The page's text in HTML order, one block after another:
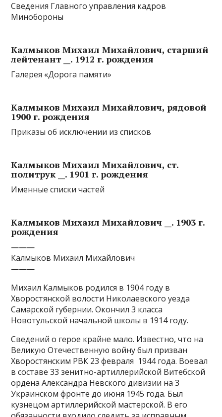
Cведения Главного управления кадров
Минобороны
Калмыков Михаил Михайлович, старший
лейтенант __. 1912 г. рождения
Галерея «Дорога памяти»
Калмыков Михаил Михайлович, рядовой
1900 г. рождения
Приказы об исключении из списков
Калмыков Михаил Михайлович, ст.
политрук __. 1901 г. рождения
Именные списки частей
Калмыков Михаил Михайлович __. 1903 г.
рождения
———
Калмыков Михаил Михайлович
———
Михаил Калмыков родился в 1904 году в
Хворостянской волости Николаевского уезда
Самарской губернии. Окончил 3 класса
Новотульской начальной школы в 1914 году.
Сведений о герое крайне мало. Известно, что на
Великую Отечественную войну был призван
Хворостянским РВК 23 февраля 1944 года. Воевал
в составе 33 зенитно-артиллерийской Витебской
ордена Александра Невского дивизии на 3
Украинском фронте до июня 1945 года. Был
кузнецом артиллерийской мастерской. В его